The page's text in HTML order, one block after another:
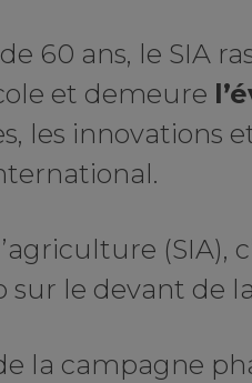
60 ans, le SIA
et demeure
les innovations
(SIA),
le devant de
la campagne